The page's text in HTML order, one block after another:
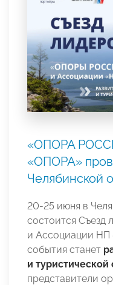
«ОПОРА
«ОПОРА»
Челябинской
20-25 июня в
состоится
и Ассоциации НП
события станет
и туристической
представители